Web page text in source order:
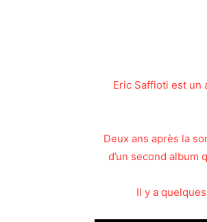
Eric Saffioti est un
Deux ans après la
d’un second album
Il y a